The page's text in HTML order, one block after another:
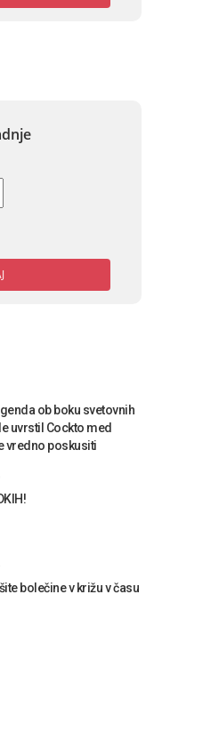
ob boku svetovnih
uvrstil Cockto med
vredno poskusiti
bolečine v križu v času